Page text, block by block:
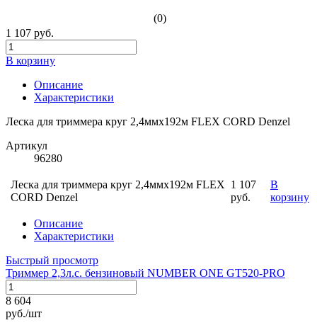
(0)
1 107 руб.
В корзину
Описание
Характеристики
Леска для триммера круг 2,4ммх192м FLEX CORD Denzel
Артикул
96280
Леска для триммера круг 2,4ммх192м FLEX
CORD Denzel
1 107
руб.
В
корзину
Описание
Характеристики
Быстрый просмотр
Триммер 2,3л.с. бензиновый NUMBER ONE GT520-PRO
8 604
руб./шт